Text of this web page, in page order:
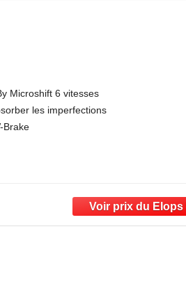
Microshift 6 vitesses
les imperfections
Brake